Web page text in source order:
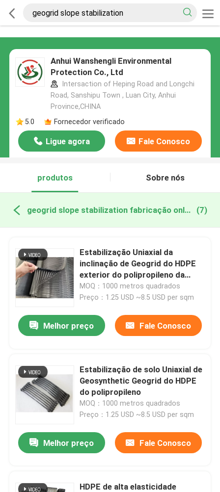
Anhui Wanshengli Environmental
Protection Co., Ltd
Intersaction of Heping Road and Longchi
Road, Sanshipu Town , Luan City, Anhui
Province,CHINA
5.0
Fornecedor verificado
Ligue agora Fale Conosco
produtos Sobre nós
geogrid slope stabilization fabricação online (7)
Estabilização Uniaxial da
inclinação de Geogrid do HDPE
exterior do polipropileno da
construção
MOQ：1000 metros quadrados
Preço：1.25 USD ~8.5 USD per sqm
Melhor preço Fale Conosco
Estabilização de solo Uniaxial de
Geosynthetic Geogrid do HDPE
do polipropileno
MOQ：1000 metros quadrados
Preço：1.25 USD ~8.5 USD per sqm
Melhor preço Fale Conosco
HDPE de alta elasticidade